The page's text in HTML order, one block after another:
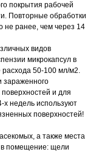
покрытия рабочей
Повторные обработки
не ранее, чем через 14
видов
микрокапсул в
50-100 мл/м2.
и для
х недель используют
поверхностей!
а также места
в помещение: щели